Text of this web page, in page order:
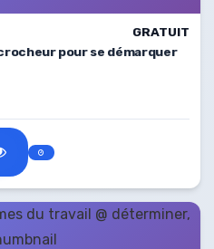
GRATUIT
pour se démarquer